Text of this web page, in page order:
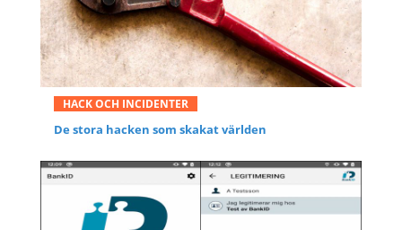
HACK OCH INCIDENTER
De stora hacken som skakat världen